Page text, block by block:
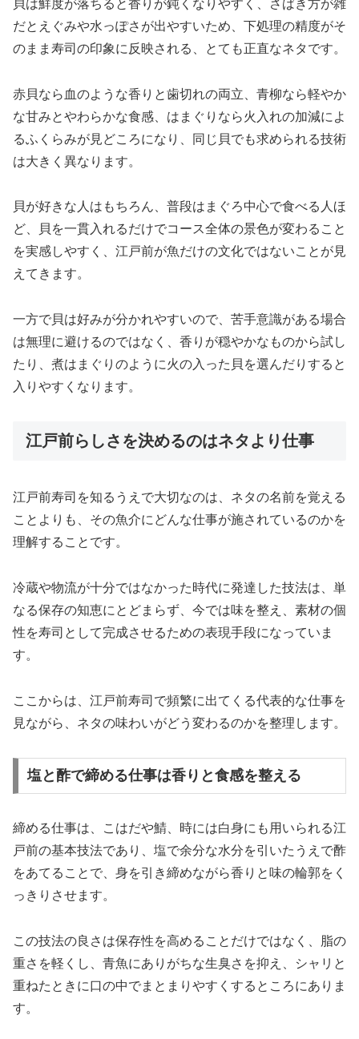
貝は鮮度が落ちると香りが鈍くなりやすく、さばき方が雑
だとえぐみや水っぽさが出やすいため、下処理の精度がそ
のまま寿司の印象に反映される、とても正直なネタです。
赤貝なら血のような香りと歯切れの両立、青柳なら軽やか
な甘みとやわらかな食感、はまぐりなら火入れの加減によ
るふくらみが見どころになり、同じ貝でも求められる技術
は大きく異なります。
貝が好きな人はもちろん、普段はまぐろ中心で食べる人ほ
ど、貝を一貫入れるだけでコース全体の景色が変わること
を実感しやすく、江戸前が魚だけの文化ではないことが見
えてきます。
一方で貝は好みが分かれやすいので、苦手意識がある場合
は無理に避けるのではなく、香りが穏やかなものから試し
たり、煮はまぐりのように火の入った貝を選んだりすると
入りやすくなります。
江戸前らしさを決めるのはネタより仕事
江戸前寿司を知るうえで大切なのは、ネタの名前を覚える
ことよりも、その魚介にどんな仕事が施されているのかを
理解することです。
冷蔵や物流が十分ではなかった時代に発達した技法は、単
なる保存の知恵にとどまらず、今では味を整え、素材の個
性を寿司として完成させるための表現手段になっていま
す。
ここからは、江戸前寿司で頻繁に出てくる代表的な仕事を
見ながら、ネタの味わいがどう変わるのかを整理します。
塩と酢で締める仕事は香りと食感を整える
締める仕事は、こはだや鯖、時には白身にも用いられる江
戸前の基本技法であり、塩で余分な水分を引いたうえで酢
をあてることで、身を引き締めながら香りと味の輪郭をく
っきりさせます。
この技法の良さは保存性を高めることだけではなく、脂の
重さを軽くし、青魚にありがちな生臭さを抑え、シャリと
重ねたときに口の中でまとまりやすくするところにありま
す。